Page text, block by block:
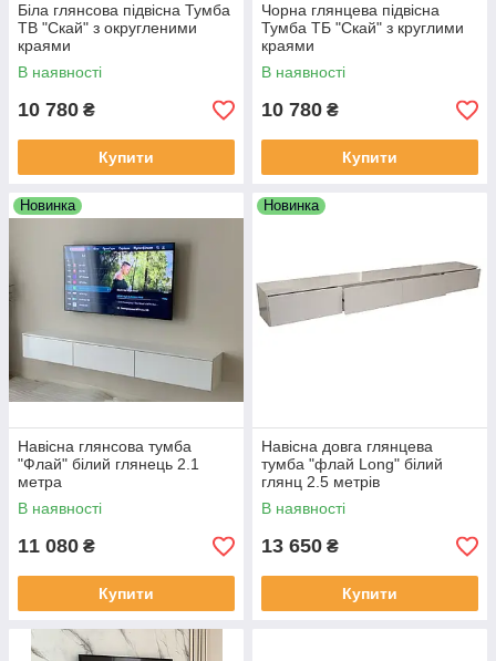
Біла глянсова підвісна Тумба
ТВ "Скай" з округленими
краями
В наявності
10 780 ₴
Купити
Чорна глянцева підвісна
Тумба ТБ "Скай" з круглими
краями
В наявності
10 780 ₴
Купити
Новинка
Навісна глянсова тумба
"Флай" білий глянець 2.1
метра
В наявності
11 080 ₴
Купити
Новинка
Навісна довга глянцева
тумба "флай Long" білий
глянц 2.5 метрів
В наявності
13 650 ₴
Купити